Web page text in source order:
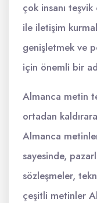
çok insanı
ile iletişim
genişletmek ve
için önemli bir
Almanca metin
ortadan
Almanca
sayesinde,
sözleşmeler,
çeşitli metinler